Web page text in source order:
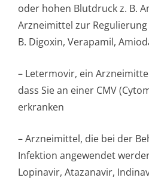
oder hohen Blutdruck z. B.
Arzneimittel zur
B. Digoxin, Verapamil,
– Letermovir, ein
dass Sie an einer CMV
erkranken
– Arzneimittel, die bei der
Infektion angewendet
Lopinavir, Atazanavir,